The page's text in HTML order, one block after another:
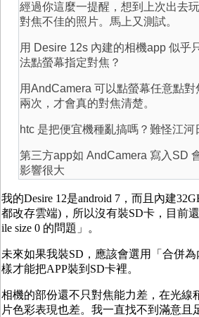
經過你這麼一提醒，想到上次出去
對焦不佳的照片。馬上又測試。
用 Desire 12s 內建的相機app 似乎
法點螢幕指定對焦？
用AndCamera 可以點螢幕任意點
兩次，才會真的對焦清楚。
htc 是把便宜機種亂搞嗎？難怪江河
第三方app如 AndCamera 寫入SD
影響很大
我的Desire 12是android 7，而且內建
都改存雲端)，所以沒有裝SD卡，目前
ile size 0 的問題」。
未來如果我裝SD，應該會選用「合併
樣才能把APP裝到SD卡裡。
相機的部份還不只對焦能力差，在光線
片色彩表現也差。我一直找不到滿意且